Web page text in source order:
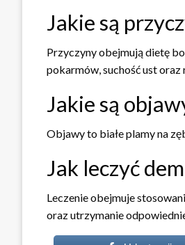
Jakie są
Przyczyny obejmują dietę
pokarmów, suchość ust
Jakie są
Objawy to białe plamy na
Jak leczyć
Leczenie obejmuje
oraz utrzymanie